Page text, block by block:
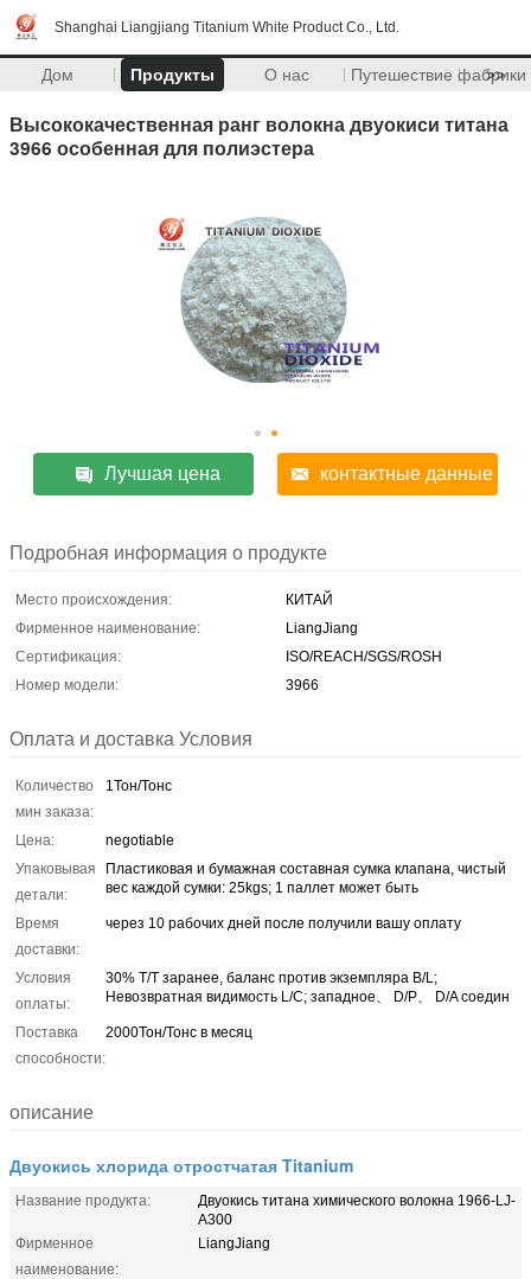
Shanghai Liangjiang Titanium White Product Co., Ltd.
Дом Продукты О нас Путешествие фабрики
>>
Высококачественная ранг волокна двуокиси титана
3966 особенная для полиэстера
Лучшая цена контактные данные
Подробная информация о продукте
Место происхождения:
КИТАЙ
Фирменное наименование:
LiangJiang
Сертификация:
ISO/REACH/SGS/ROSH
Номер модели:
3966
Оплата и доставка Условия
Количество
мин заказа:
1Тон/Тонс
Цена:
negotiable
Упаковывая
детали:
Пластиковая и бумажная составная сумка клапана, чистый
вес каждой сумки: 25kgs; 1 паллет может быть
Время
доставки:
через 10 рабочих дней после получили вашу оплату
Условия
оплаты:
30% T/T заранее, баланс против экземпляра B/L;
Невозвратная видимость L/C; западное、 D/P、 D/A соедин
Поставка
способности:
2000Тон/Тонс в месяц
описание
Двуокись хлорида отростчатая Titanium
Название продукта:
Двуокись титана химического волокна 1966-LJ-
A300
Фирменное
наименование:
LiangJiang